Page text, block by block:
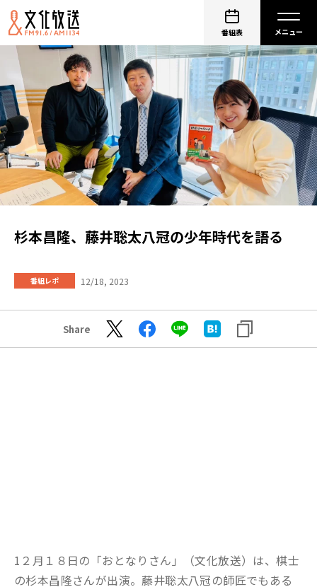
番組表
杉本昌隆、藤井聡太八冠の少年時代を語る
番組レポ 12/18, 2023
Share
1２月１８日の「おとなりさん」（文化放送）は、棋士
の杉本昌隆さんが出演。藤井聡太八冠の師匠でもある